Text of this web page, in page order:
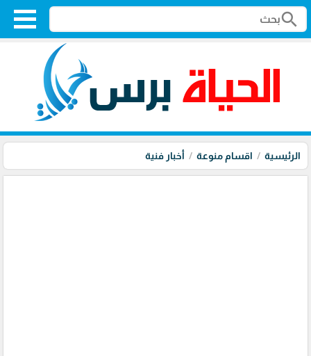
search
الرئيسية اقسام منوعة أخبار فنية